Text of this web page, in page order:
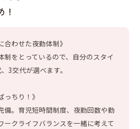
合わせた夜勤体制》
をとっているので、自分のスタイ
3交代が選べます。
っちり！》
。育児短時間制度、夜勤回数や勤
ークライフバランスを一緒に考えて